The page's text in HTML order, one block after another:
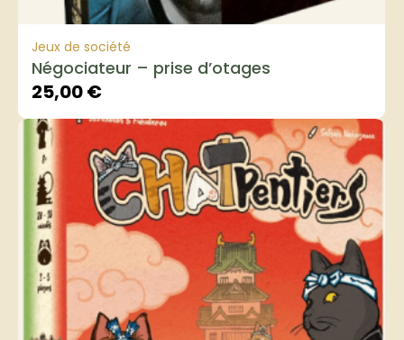
Jeux de société
Négociateur – prise d’otages
25,00€